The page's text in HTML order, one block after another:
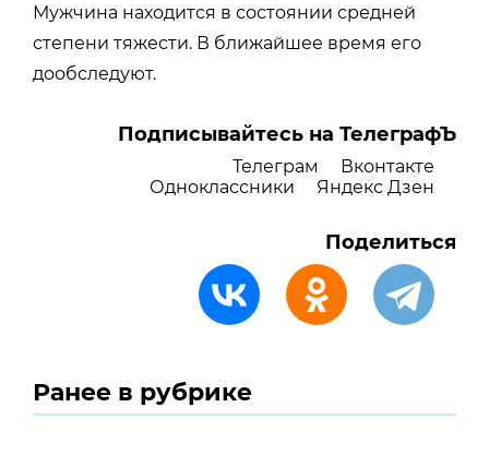
Мужчина находится в состоянии средней
степени тяжести. В ближайшее время его
дообследуют.
Подписывайтесь на ТелеграфЪ
Телеграм
Вконтакте
Одноклассники
Яндекс Дзен
Поделиться
Ранее в рубрике